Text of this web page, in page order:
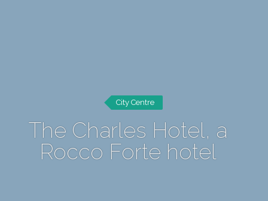
City Centre
The Charles Hotel, a
Rocco Forte hotel